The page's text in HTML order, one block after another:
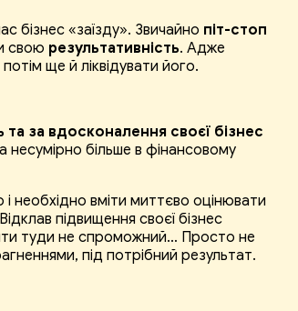
бізнес «заїзду». Звичайно піт-стоп
свою результативність. Адже
ще й ліквідувати його.
за вдосконалення своєї бізнес
несумірно більше в фінансовому
необхідно вміти миттєво оцінювати
підвищення своєї бізнес
туди не спроможний… Просто не
під потрібний результат.